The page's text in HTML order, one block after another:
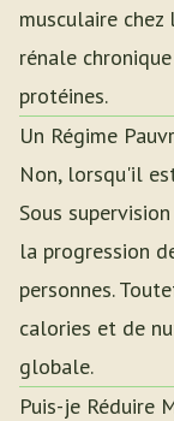
musculaire
rénale
protéines.
Un Régime
Non, lorsqu'il
Sous
la progression
personnes.
calories et de
globale.
Puis-je Réduire